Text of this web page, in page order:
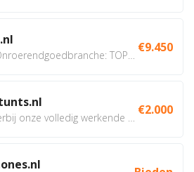
€9.450
€2.000